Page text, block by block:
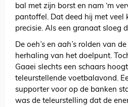
bal met zijn borst en nam ‘m
pantoffel. Dat deed hij met veel
precisie. Als een granaat sloeg
De oeh’s en aah’s rolden van
herhaling van het doelpunt.
Gaaei slechts een schaars
teleurstellende voetbalavond.
supporter voor op de banken
was de teleurstelling dat de